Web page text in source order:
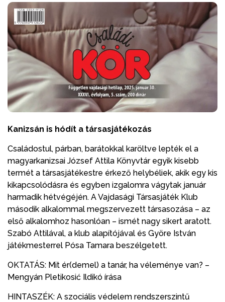
Kanizsán is hódít a társasjátékozás
Családostul, párban, barátokkal karöltve lepték el a
magyarkanizsai József Attila Könyvtár egyik kisebb
termét a társasjátékestre érkező helybéliek, akik egy kis
kikapcsolódásra és egyben izgalomra vágytak január
harmadik hétvégéjén. A Vajdasági Társasjáték Klub
második alkalommal megszervezett társasozása – az
első alkalomhoz hasonlóan – ismét nagy sikert aratott.
Szabó Attilával, a klub alapítójával és Györe István
játékmesterrel Pósa Tamara beszélgetett.
OKTATÁS: Mit ér(demel) a tanár, ha véleménye van? –
Mengyán Pletikosić Ildikó írása
HINTASZÉK: A szociális védelem rendszerszintű